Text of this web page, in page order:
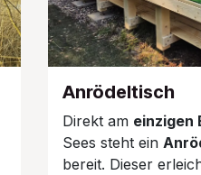
Anrödeltisch
Direkt am einzigen
Sees steht ein
bereit. Dieser